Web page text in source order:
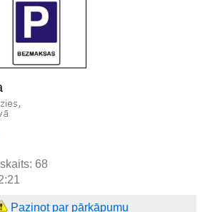
68
Paziņot par pārkāpumu